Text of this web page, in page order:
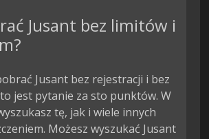
Jusant bez limitów i
Jusant bez rejestracji i bez
jest pytanie za sto punktów. W
tę, jak i wiele innych
Możesz wyszukać Jusant